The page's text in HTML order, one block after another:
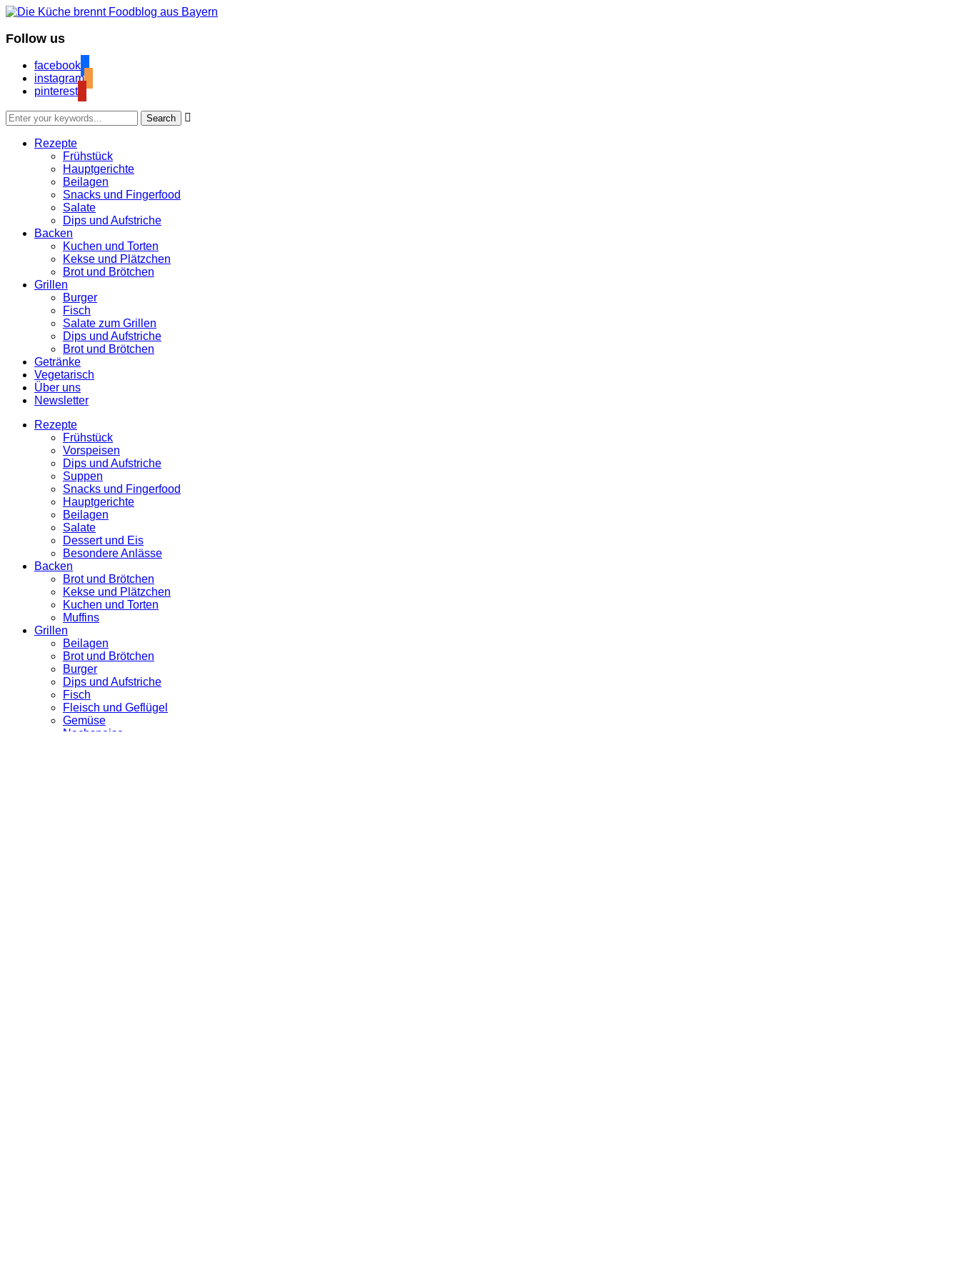
Follow us
facebook
instagram
pinterest

Rezepte
Frühstück
Hauptgerichte
Beilagen
Snacks und Fingerfood
Salate
Dips und Aufstriche
Backen
Kuchen und Torten
Kekse und Plätzchen
Brot und Brötchen
Grillen
Burger
Fisch
Salate zum Grillen
Dips und Aufstriche
Brot und Brötchen
Getränke
Vegetarisch
Über uns
Newsletter
Rezepte
Frühstück
Vorspeisen
Dips und Aufstriche
Suppen
Snacks und Fingerfood
Hauptgerichte
Beilagen
Salate
Dessert und Eis
Besondere Anlässe
Backen
Brot und Brötchen
Kekse und Plätzchen
Kuchen und Torten
Muffins
Grillen
Beilagen
Brot und Brötchen
Burger
Dips und Aufstriche
Fisch
Fleisch und Geflügel
Gemüse
Nachspeise